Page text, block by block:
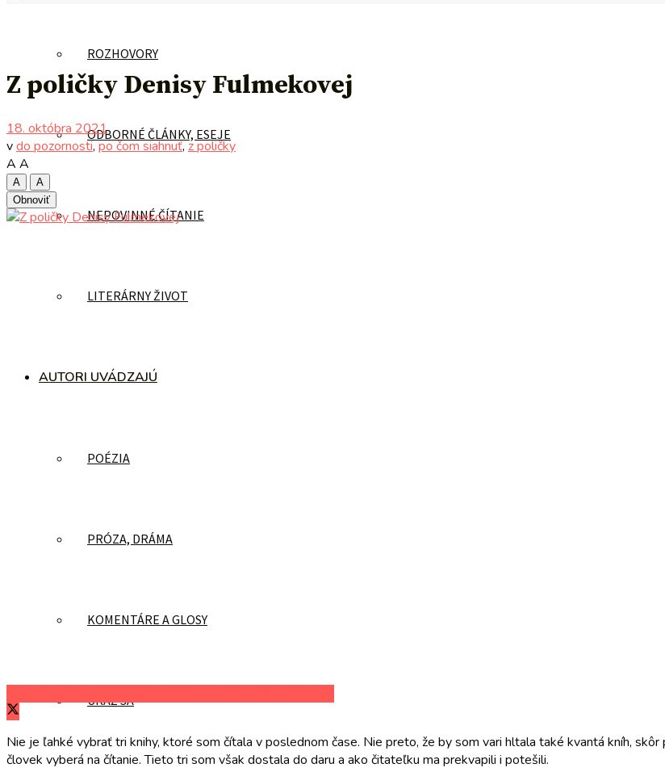
ROZHOVORY
ODBORNÉ ČLÁNKY, ESEJE
NEPOVINNÉ ČÍTANIE
LITERÁRNY ŽIVOT
AUTORI UVÁDZAJÚ
POÉZIA
PRÓZA, DRÁMA
KOMENTÁRE A GLOSY
UKÁŽ SA
Z poličky Denisy Fulmekovej
18. októbra 2021
vdo pozornosti,po čom siahnuť,z poličky
A A
A
A
Obnoviť
Nie je ľahké vybrať tri knihy, ktoré som čítala v poslednom čase. Nie preto, že by som vari hltala také kvantá kníh, skôr
človek vyberá na čítanie. Tieto tri som však dostala do daru a ako čitateľku ma prekvapili i potešili.